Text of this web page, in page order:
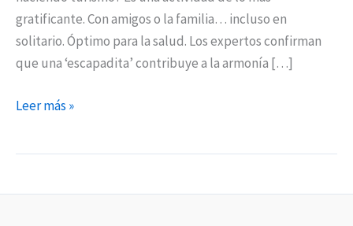
gratificante. Con amigos o la familia… incluso en
solitario. Óptimo para la salud. Los expertos confirman
que una ‘escapadita’ contribuye a la armonía […]
Leer más »